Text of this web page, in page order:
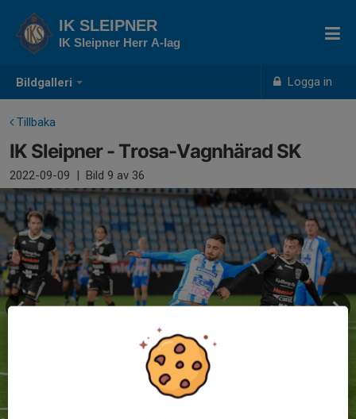
Bildgalleri Logga in
IK SLEIPNER
IK Sleipner Herr A-lag
Tillbaka
IK Sleipner - Trosa-Vagnhärad SK
2022-09-09 | Bild 9 av 36